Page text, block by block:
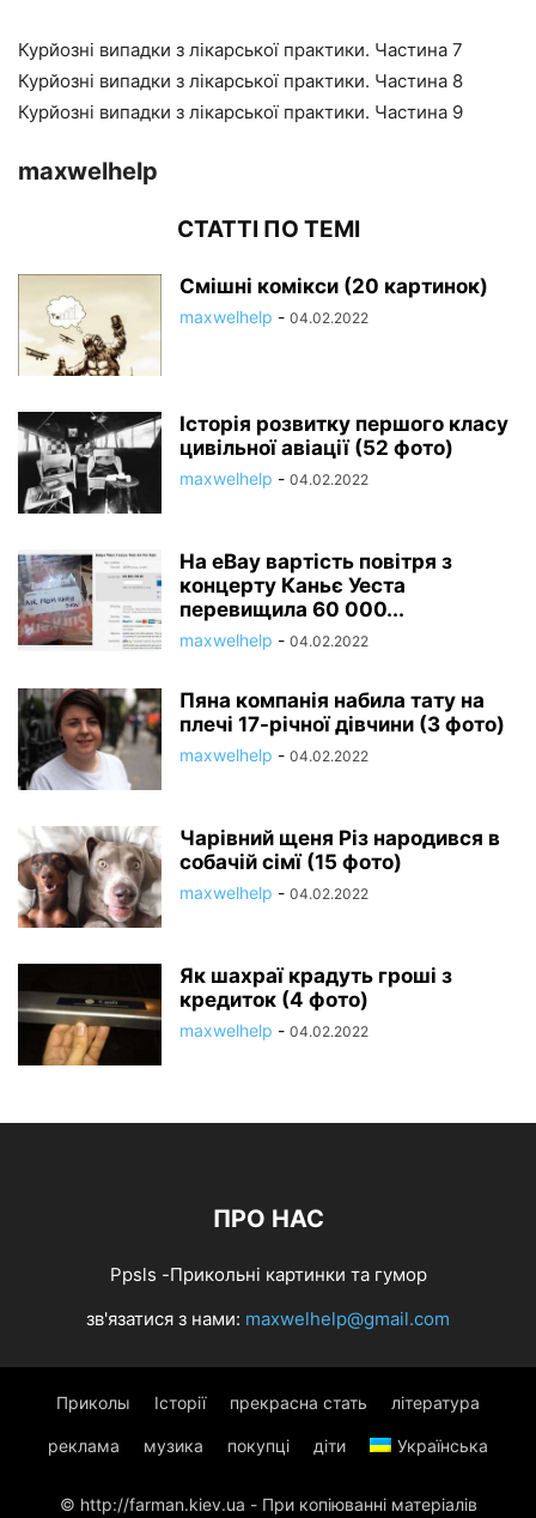
Курйозні випадки з лікарської практики. Частина 7
Курйозні випадки з лікарської практики. Частина 8
Курйозні випадки з лікарської практики. Частина 9
maxwelhelp
СТАТТІ ПО ТЕМІ
Смішні комікси (20 картинок)
maxwelhelp - 04.02.2022
Історія розвитку першого класу
цивільної авіації (52 фото)
maxwelhelp - 04.02.2022
На eBay вартість повітря з
концерту Каньє Уеста
перевищила 60 000...
maxwelhelp - 04.02.2022
Пяна компанія набила тату на
плечі 17-річної дівчини (3 фото)
maxwelhelp - 04.02.2022
Чарівний щеня Різ народився в
собачій сімї (15 фото)
maxwelhelp - 04.02.2022
Як шахраї крадуть гроші з
кредиток (4 фото)
maxwelhelp - 04.02.2022
ПРО НАС
Ppsls -Прикольні картинки та гумор
зв'язатися з нами: maxwelhelp@gmail.com
Приколы Історії прекрасна стать література
реклама музика покупці діти Українська
© http://farman.kiev.ua - При копіюванні матеріалів